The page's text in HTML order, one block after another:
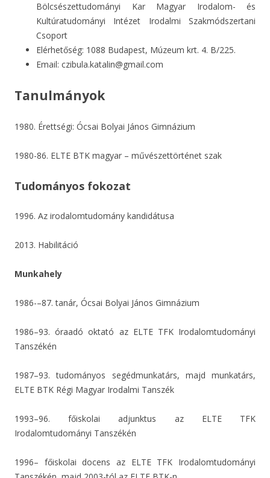
Bölcsészettudományi Kar Magyar Irodalom- és
Kultúratudományi Intézet Irodalmi Szakmódszertani
Csoport
Elérhetőség: 1088 Budapest, Múzeum krt. 4. B/225.
Email: czibula.katalin@gmail.com
Tanulmányok
1980. Érettségi: Ócsai Bolyai János Gimnázium
1980-86. ELTE BTK magyar – művészettörténet szak
Tudományos fokozat
1996. Az irodalomtudomány kandidátusa
2013. Habilitáció
Munkahely
1986-–87. tanár, Ócsai Bolyai János Gimnázium
1986–93. óraadó oktató az ELTE TFK Irodalomtudományi
Tanszékén
1987–93. tudományos segédmunkatárs, majd munkatárs,
ELTE BTK Régi Magyar Irodalmi Tanszék
1993–96. főiskolai adjunktus az ELTE TFK
Irodalomtudományi Tanszékén
1996– főiskolai docens az ELTE TFK Irodalomtudományi